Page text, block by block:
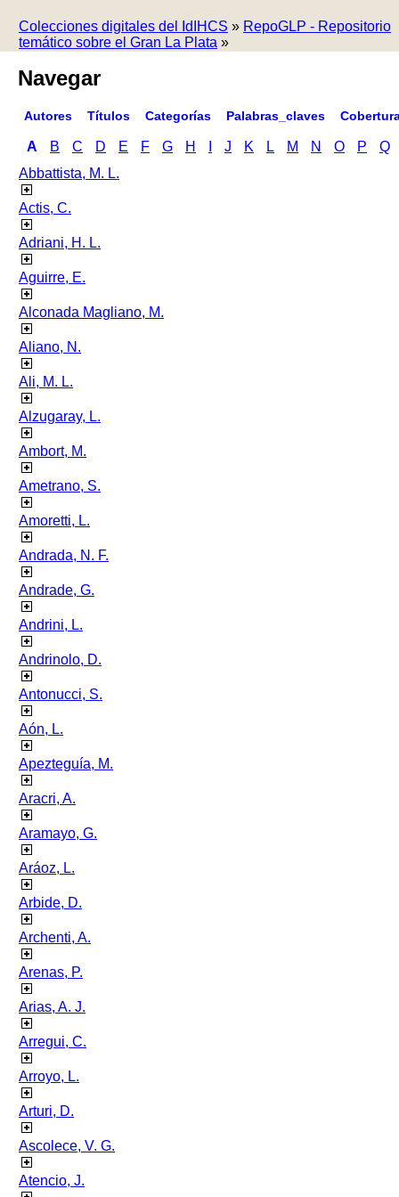
Colecciones digitales del IdIHCS » RepoGLP - Repositorio
temático sobre el Gran La Plata »
Navegar
Autores Títulos Categorías Palabras_claves
A B C D E F G H J K L M N O P
Q
Abbattista, M. L.
Actis, C.
Adriani, H. L.
Aguirre, E.
Alconada Magliano, M.
Aliano, N.
Ali, M. L.
Alzugaray, L.
Ambort, M.
Ametrano, S.
Amoretti, L.
Andrada, N. F.
Andrade, G.
Andrini, L.
Andrinolo, D.
Antonucci, S.
Aón, L.
Apezteguía, M.
Aracri, A.
Aramayo, G.
Aráoz, L.
Arbide, D.
Archenti, A.
Arenas, P.
Arias, A. J.
Arregui, C.
Arroyo, L.
Arturi, D.
Ascolece, V. G.
Atencio, J.